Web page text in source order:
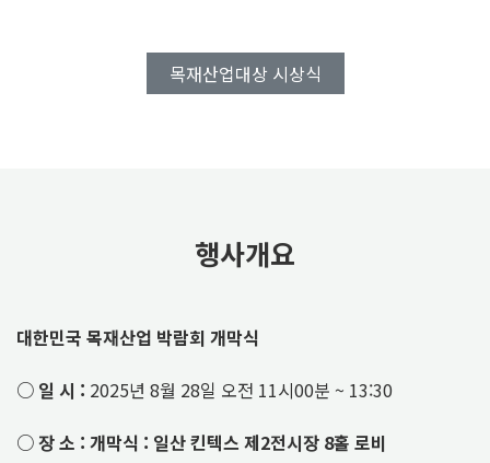
목재산업대상 시상식
행사개요
대한민국 목재산업 박람회 개막식
○ 일 시 : 2025년 8월 28일 오전 11시00분 ~ 13:30
○ 장 소 : 개막식 : 일산 킨텍스 제2전시장 8홀 로비